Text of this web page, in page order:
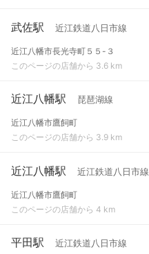
武佐駅 近江鉄道八日市線
近江八幡市長光寺町５５-３
このページの店舗から 3.6 km
近江八幡駅 琵琶湖線
近江八幡市鷹飼町
このページの店舗から 3.9 km
近江八幡駅 近江鉄道八日市線
近江八幡市鷹飼町
このページの店舗から 4 km
平田駅 近江鉄道八日市線